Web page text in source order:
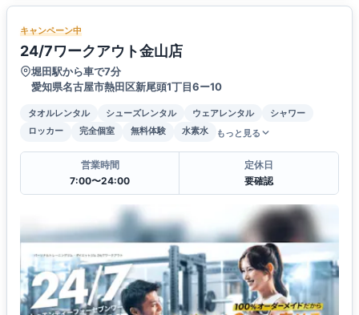
キャンペーン中
24/7ワークアウト金山店
堀田駅から車で7分
愛知県名古屋市熱田区新尾頭1丁目6ー10
タオルレンタル シューズレンタル ウェアレンタル
シャワー
ロッカー
完全個室 無料体験 水素水 もっと見る
営業時間
7:00〜24:00
定休日
要確認